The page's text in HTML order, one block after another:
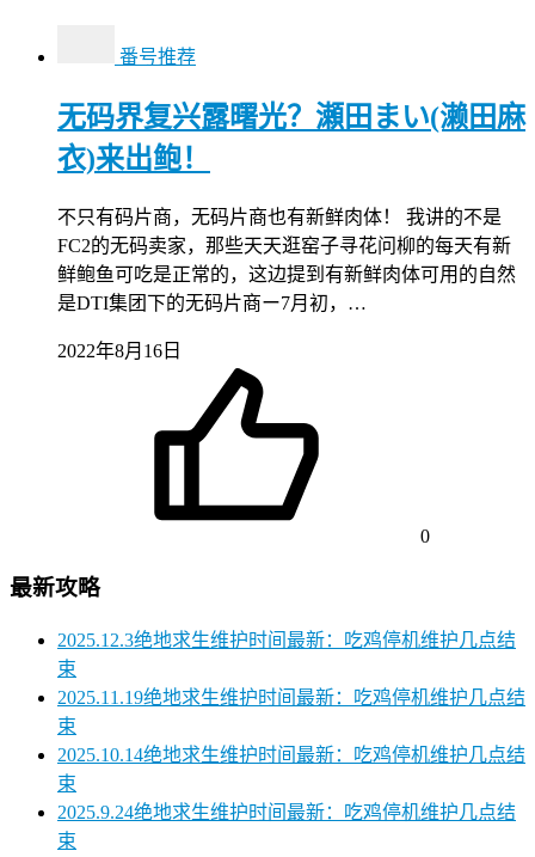
番号推荐
无码界复兴露曙光？瀬田まい(濑田麻
衣)来出鲍！
不只有码片商，无码片商也有新鲜肉体！ 我讲的不是
FC2的无码卖家，那些天天逛窑子寻花问柳的每天有新
鲜鲍鱼可吃是正常的，这边提到有新鲜肉体可用的自然
是DTI集团下的无码片商ー7月初，…
2022年8月16日
0
最新攻略
2025.12.3绝地求生维护时间最新：吃鸡停机维护几点结
束
2025.11.19绝地求生维护时间最新：吃鸡停机维护几点结
束
2025.10.14绝地求生维护时间最新：吃鸡停机维护几点结
束
2025.9.24绝地求生维护时间最新：吃鸡停机维护几点结
束